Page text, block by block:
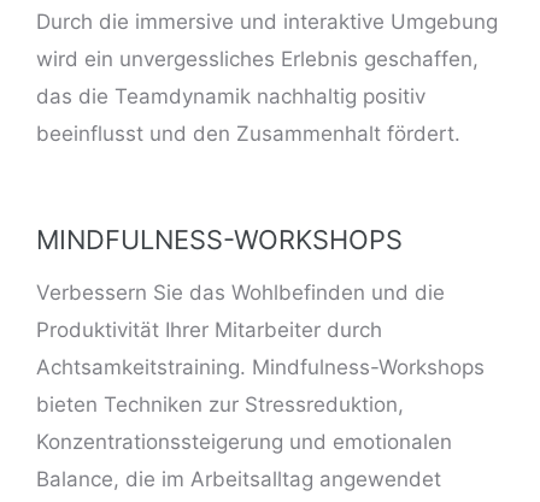
Durch die immersive und interaktive Umgebung
wird ein unvergessliches Erlebnis geschaffen,
das die Teamdynamik nachhaltig positiv
beeinflusst und den Zusammenhalt fördert.
MINDFULNESS-WORKSHOPS
Verbessern Sie das Wohlbefinden und die
Produktivität Ihrer Mitarbeiter durch
Achtsamkeitstraining. Mindfulness-Workshops
bieten Techniken zur Stressreduktion,
Konzentrationssteigerung und emotionalen
Balance, die im Arbeitsalltag angewendet